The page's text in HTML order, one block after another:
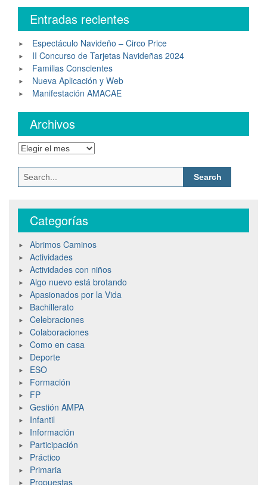
Entradas recientes
Espectáculo Navideño – Circo Price
II Concurso de Tarjetas Navideñas 2024
Familias Conscientes
Nueva Aplicación y Web
Manifestación AMACAE
Archivos
Categorías
Abrimos Caminos
Actividades
Actividades con niños
Algo nuevo está brotando
Apasionados por la Vida
Bachillerato
Celebraciones
Colaboraciones
Como en casa
Deporte
ESO
Formación
FP
Gestión AMPA
Infantil
Información
Participación
Práctico
Primaria
Propuestas